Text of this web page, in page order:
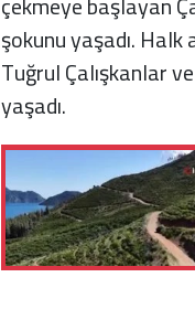
şokunu yaşadı. Halk
Tuğrul Çalışkanlar
yaşadı.